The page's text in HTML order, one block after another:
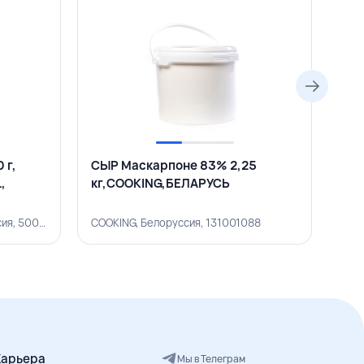
г,
HOCHLAND PROFESSIONAL, Россия, 500002860
СЫР Маскарпоне 83% 2,25
кг,COOKING,БЕЛАРУСЬ
COOKING, Белоруссия, 131001088
Мы в Телеграм